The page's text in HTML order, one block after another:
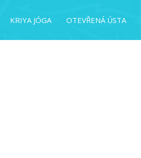
KRIYA JÓGA OTEVŘENÁ ÚSTA